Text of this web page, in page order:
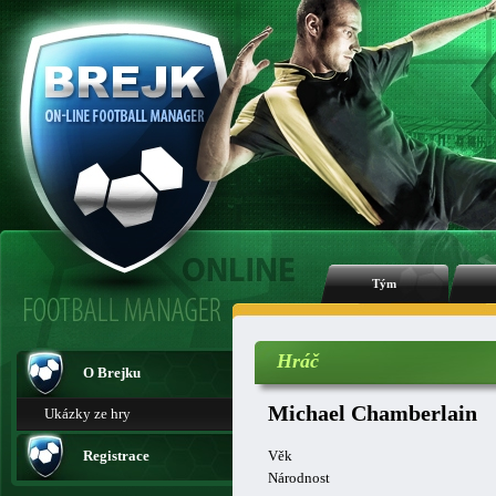
Tým
O Brejku
Ukázky ze hry
Registrace
Hráč
Michael Chamberlain
Věk
Národnost